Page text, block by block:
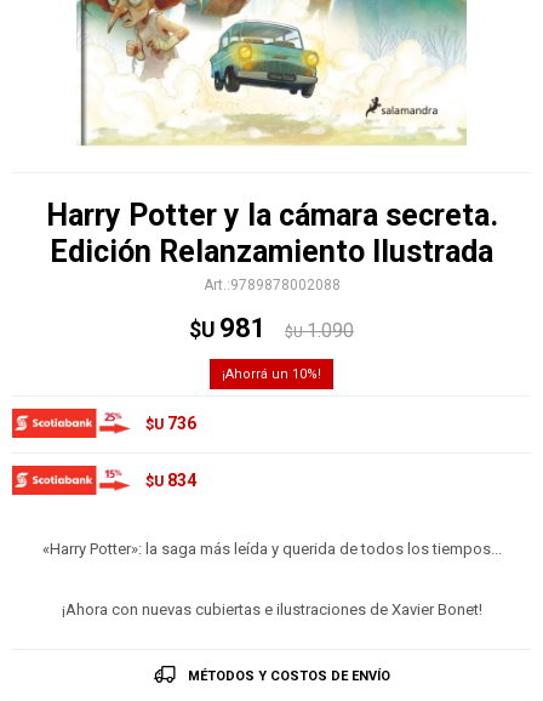
Harry Potter y la cámara secreta.
Edición Relanzamiento Ilustrada
9789878002088
$U 981 $U 1.090
10
$U 736
$U 834
«Harry Potter»: la saga más leída y querida de todos los tiempos...
¡Ahora con nuevas cubiertas e ilustraciones de Xavier Bonet!
MÉTODOS Y COSTOS DE ENVÍO